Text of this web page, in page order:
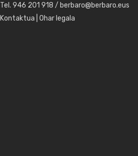
Tel. 946 201 918 / berbaro@berbaro.eus
Kontaktua Ohar legala